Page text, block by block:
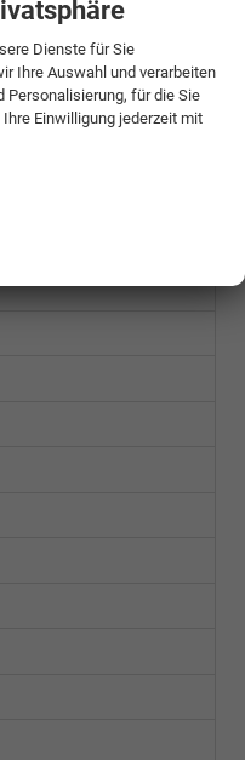
Dienste für Sie
Ihre Auswahl und verarbeiten
Personalisierung, für die Sie
Einwilligung jederzeit mit